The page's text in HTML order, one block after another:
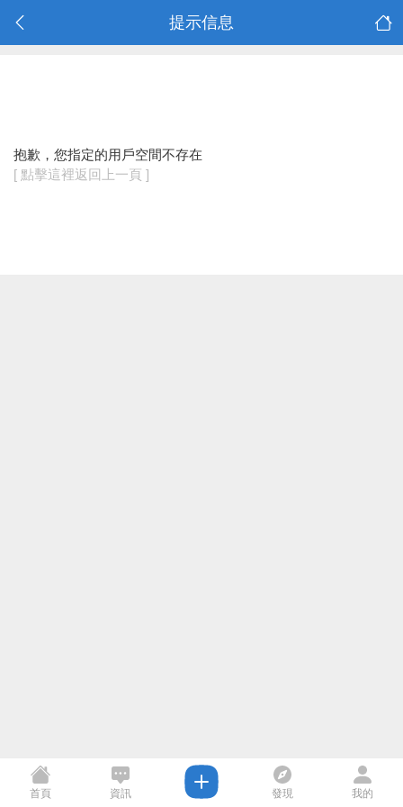
提示信息
抱歉，您指定的用戶空間不存在
[ 點擊這裡返回上一頁 ]
首頁 資訊 發現 我的